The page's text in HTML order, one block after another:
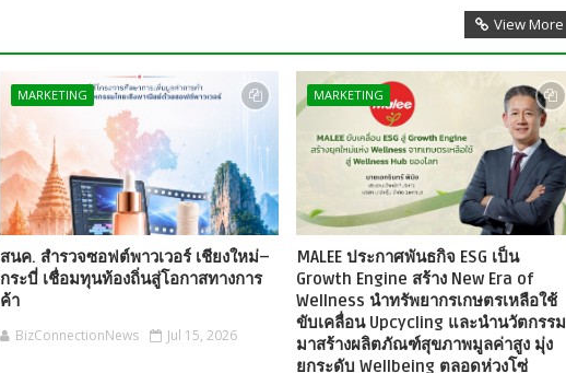
View More
MARKETING
สนค. สำรวจซอฟต์พาวเวอร์ เชียงใหม่–
กระบี่ เชื่อมทุนท้องถิ่นสู่โอกาสทางการ
ค้า
BizConnectionNews Jul 15, 2026
MARKETING
MALEE ประกาศพันธกิจ ESG เป็น
Growth Engine สร้าง New Era of
Wellness นำทรัพยากรเกษตรเหลือใช้
ขับเคลื่อน Upcycling และนำนวัตกรรม
มาสร้างผลิตภัณฑ์สุขภาพมูลค่าสูง มุ่ง
ยกระดับ Wellbeing ตลอดห่วงโซ่